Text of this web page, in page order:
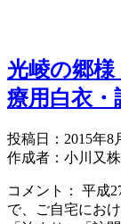
光崚の郷
療用白衣・
投稿日：2015年8
作成者：小川又
コメント： 平成
で、ご自宅にお